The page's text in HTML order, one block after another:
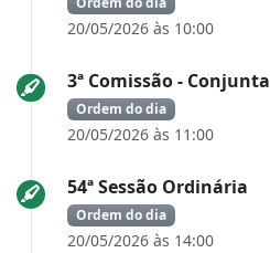
20/05/2026 às 10:00
3ª Comissão - Conjunta
Ordem do dia
20/05/2026 às 11:00
54ª Sessão Ordinária
Ordem do dia
20/05/2026 às 14:00